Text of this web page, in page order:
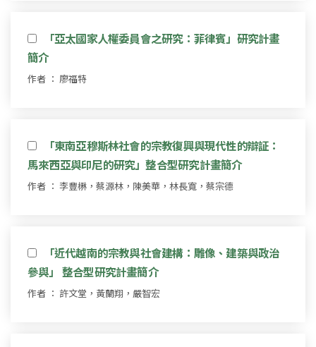
「亞太國家人權委員會之研究：菲律賓」研究計畫
簡介
作者 ： 廖福特
「東南亞穆斯林社會的宗教復興與現代性的辯証：
馬來西亞與印尼的研究」整合型研究計畫簡介
作者 ： 李豐楙，蔡源林，陳美華，林長寬，蔡宗德
「近代越南的宗教與社會建構：雕像、建築與政治
參與」 整合型研究計畫簡介
作者 ： 許文堂，黃蘭翔，嚴智宏